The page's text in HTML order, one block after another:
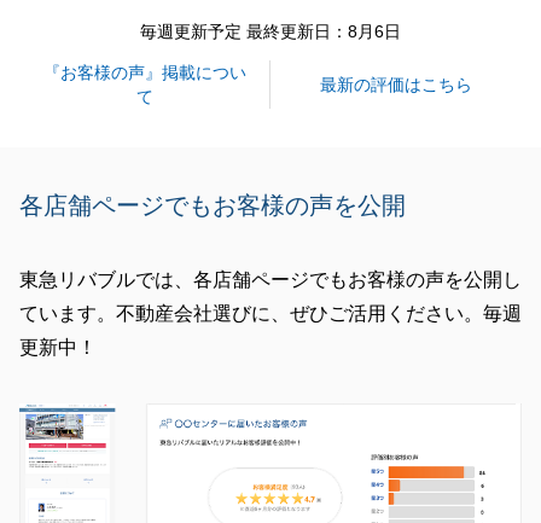
毎週更新予定 最終更新日：8月6日
『お客様の声』掲載につい
て
最新の評価はこちら
各店舗ページでもお客様の声を公開
東急リバブルでは、各店舗ページでもお客様の声を公開し
ています。不動産会社選びに、ぜひご活用ください。毎週
更新中！